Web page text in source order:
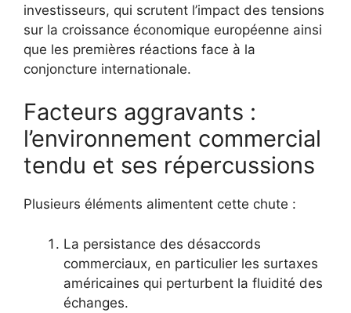
investisseurs, qui scrutent l’impact des tensions
sur la croissance économique européenne ainsi
que les premières réactions face à la
conjoncture internationale.
Facteurs aggravants :
l’environnement commercial
tendu et ses répercussions
Plusieurs éléments alimentent cette chute :
La persistance des désaccords
commerciaux, en particulier les surtaxes
américaines qui perturbent la fluidité des
échanges.